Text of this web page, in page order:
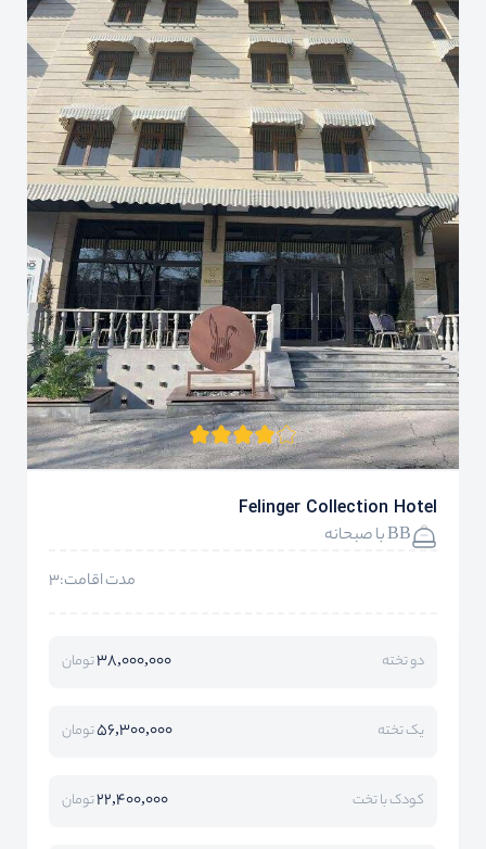
Felinger Collection Hotel
BB با صبحانه
مدت اقامت:3
دو تخته 38,000,000تومان
یک تخته 56,300,000تومان
کودک با تخت 22,400,000تومان